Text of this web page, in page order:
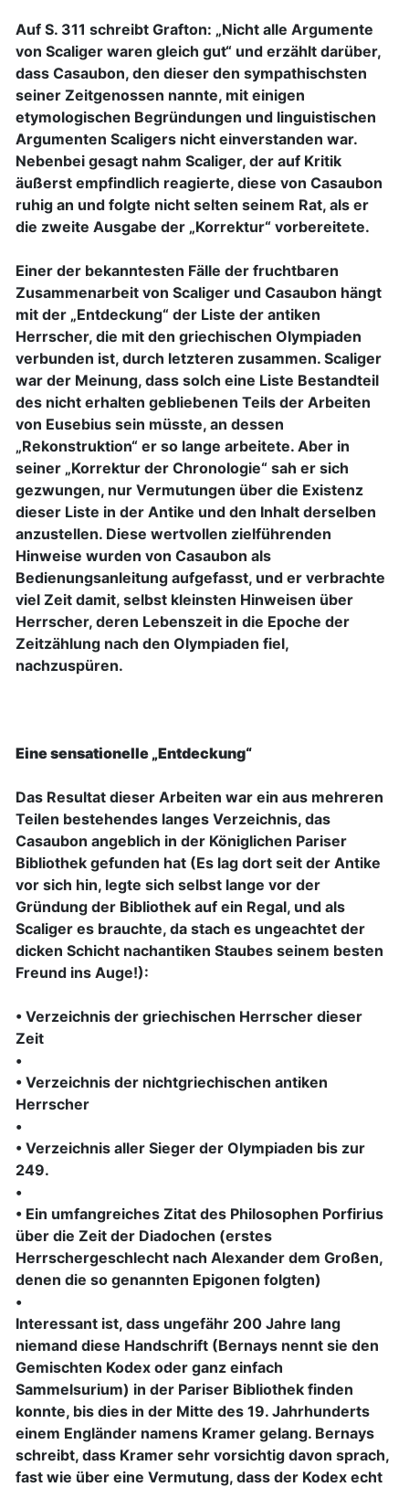
Auf S. 311 schreibt Grafton: „Nicht alle Argumente
von Scaliger waren gleich gut“ und erzählt darüber,
dass Casaubon, den dieser den sympathischsten
seiner Zeitgenossen nannte, mit einigen
etymologischen Begründungen und linguistischen
Argumenten Scaligers nicht einverstanden war.
Nebenbei gesagt nahm Scaliger, der auf Kritik
äußerst empfindlich reagierte, diese von Casaubon
ruhig an und folgte nicht selten seinem Rat, als er
die zweite Ausgabe der „Korrektur“ vorbereitete.
Einer der bekanntesten Fälle der fruchtbaren
Zusammenarbeit von Scaliger und Casaubon hängt
mit der „Entdeckung“ der Liste der antiken
Herrscher, die mit den griechischen Olympiaden
verbunden ist, durch letzteren zusammen. Scaliger
war der Meinung, dass solch eine Liste Bestandteil
des nicht erhalten gebliebenen Teils der Arbeiten
von Eusebius sein müsste, an dessen
„Rekonstruktion“ er so lange arbeitete. Aber in
seiner „Korrektur der Chronologie“ sah er sich
gezwungen, nur Vermutungen über die Existenz
dieser Liste in der Antike und den Inhalt derselben
anzustellen. Diese wertvollen zielführenden
Hinweise wurden von Casaubon als
Bedienungsanleitung aufgefasst, und er verbrachte
viel Zeit damit, selbst kleinsten Hinweisen über
Herrscher, deren Lebenszeit in die Epoche der
Zeitzählung nach den Olympiaden fiel,
nachzuspüren.
Eine sensationelle „Entdeckung“
Das Resultat dieser Arbeiten war ein aus mehreren
Teilen bestehendes langes Verzeichnis, das
Casaubon angeblich in der Königlichen Pariser
Bibliothek gefunden hat (Es lag dort seit der Antike
vor sich hin, legte sich selbst lange vor der
Gründung der Bibliothek auf ein Regal, und als
Scaliger es brauchte, da stach es ungeachtet der
dicken Schicht nachantiken Staubes seinem besten
Freund ins Auge!):
• Verzeichnis der griechischen Herrscher dieser
Zeit
•
• Verzeichnis der nichtgriechischen antiken
Herrscher
•
• Verzeichnis aller Sieger der Olympiaden bis zur
249.
•
• Ein umfangreiches Zitat des Philosophen Porfirius
über die Zeit der Diadochen (erstes
Herrschergeschlecht nach Alexander dem Großen,
denen die so genannten Epigonen folgten)
•
Interessant ist, dass ungefähr 200 Jahre lang
niemand diese Handschrift (Bernays nennt sie den
Gemischten Kodex oder ganz einfach
Sammelsurium) in der Pariser Bibliothek finden
konnte, bis dies in der Mitte des 19. Jahrhunderts
einem Engländer namens Kramer gelang. Bernays
schreibt, dass Kramer sehr vorsichtig davon sprach,
fast wie über eine Vermutung, dass der Kodex echt